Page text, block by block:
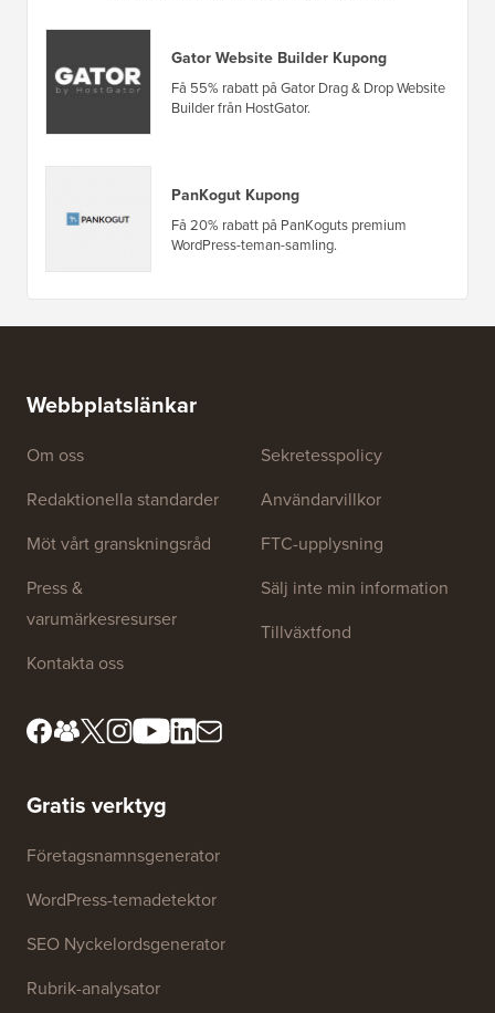
Gator Website Builder Kupong
Få 55% rabatt på Gator Drag & Drop Website
Builder från HostGator.
PanKogut Kupong
Få 20% rabatt på PanKoguts premium
WordPress-teman-samling.
Webbplatslänkar
Om oss
Redaktionella standarder
Möt vårt granskningsråd
Press &
varumärkesresurser
Kontakta oss
Sekretesspolicy
Användarvillkor
FTC-upplysning
Sälj inte min information
Tillväxtfond
Gratis verktyg
Företagsnamnsgenerator
WordPress-temadetektor
SEO Nyckelordsgenerator
Rubrik-analysator